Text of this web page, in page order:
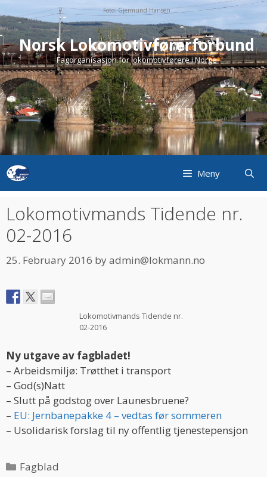
to
content
Foto: Gjermund Hansen
Norsk Lokomotivførerforbund
Fagorganisasjon for lokomotivførere i Norge
Meny
Lokomotivmands Tidende nr.
02-2016
25. February 2016 byadmin@lokmann.no
Lokomotivmands Tidende nr.
02-2016
Ny utgave av fagbladet!
– Arbeidsmiljø: Trøtthet i transport
– God(s)Natt
– Slutt på godstog over Launesbruene?
– EU: Jernbanepakke 4 – vedtas før sommeren
– Usolidarisk forslag til ny offentlig tjenestepensjon
Categories
Fagblad